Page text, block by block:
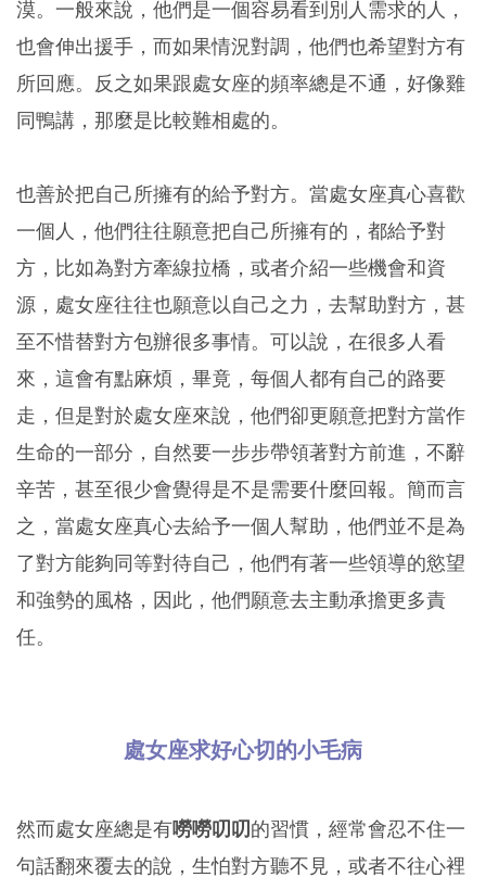
漠。一般來說，他們是一個容易看到別人需求的人，
也會伸出援手，而如果情況對調，他們也希望對方有
所回應。反之如果跟處女座的頻率總是不通，好像雞
同鴨講，那麼是比較難相處的。
也善於把自己所擁有的給予對方。當處女座真心喜歡
一個人，他們往往願意把自己所擁有的，都給予對
方，比如為對方牽線拉橋，或者介紹一些機會和資
源，處女座往往也願意以自己之力，去幫助對方，甚
至不惜替對方包辦很多事情。可以說，在很多人看
來，這會有點麻煩，畢竟，每個人都有自己的路要
走，但是對於處女座來說，他們卻更願意把對方當作
生命的一部分，自然要一步步帶領著對方前進，不辭
辛苦，甚至很少會覺得是不是需要什麼回報。簡而言
之，當處女座真心去給予一個人幫助，他們並不是為
了對方能夠同等對待自己，他們有著一些領導的慾望
和強勢的風格，因此，他們願意去主動承擔更多責
任。
處女座求好心切的小毛病
然而處女座總是有嘮嘮叨叨的習慣，經常會忍不住一
句話翻來覆去的說，生怕對方聽不見，或者不往心裡